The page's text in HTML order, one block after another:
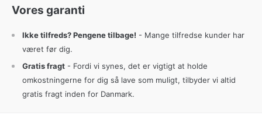
Vores garanti
Ikke tilfreds? Pengene tilbage! - Mange tilfredse kunder har
været før dig.
Gratis fragt - Fordi vi synes, det er vigtigt at holde
omkostningerne for dig så lave som muligt, tilbyder vi altid
gratis fragt inden for Danmark.